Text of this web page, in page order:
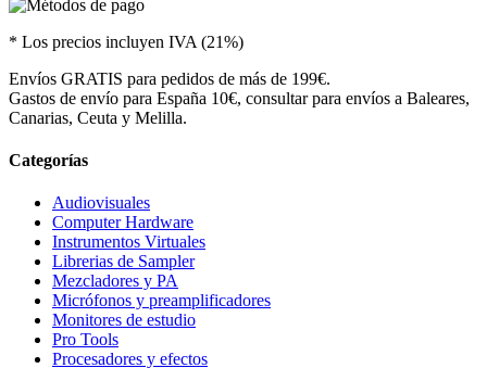
* Los precios incluyen IVA (21%)
Envíos GRATIS para pedidos de más de 199€.
Gastos de envío para España 10€, consultar para envíos a Baleares,
Canarias, Ceuta y Melilla.
Categorías
Audiovisuales
Computer Hardware
Instrumentos Virtuales
Librerias de Sampler
Mezcladores y PA
Micrófonos y preamplificadores
Monitores de estudio
Pro Tools
Procesadores y efectos